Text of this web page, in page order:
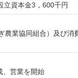
立資本金3，600千円
農業協同組合）及び消
、営業を開始